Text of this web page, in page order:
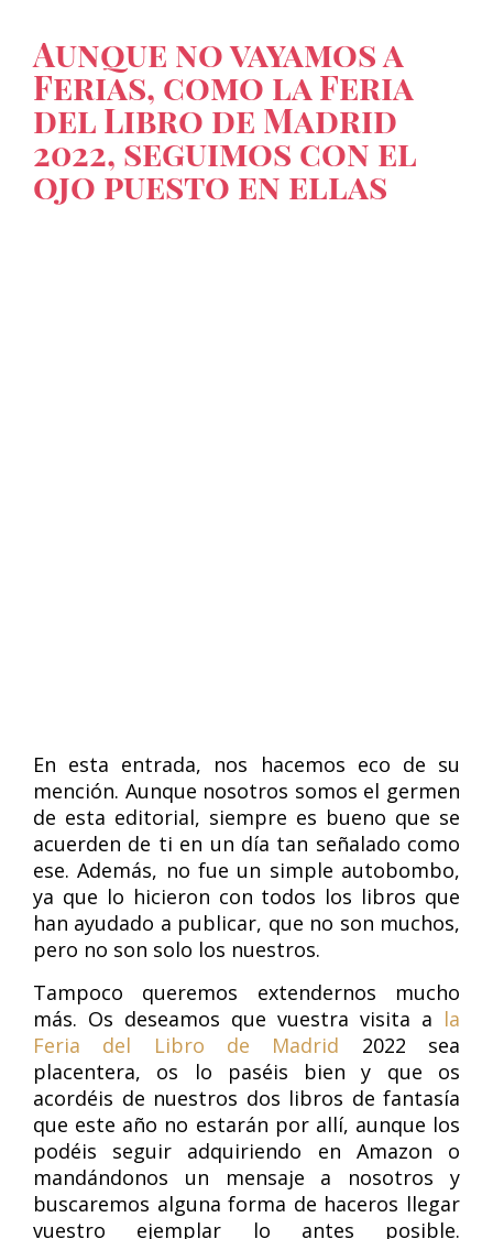
Aunque no vayamos a
Ferias, como la Feria
del Libro de Madrid
2022, seguimos con el
ojo puesto en ellas
En esta entrada, nos hacemos eco de su
mención. Aunque nosotros somos el germen
de esta editorial, siempre es bueno que se
acuerden de ti en un día tan señalado como
ese. Además, no fue un simple autobombo,
ya que lo hicieron con todos los libros que
han ayudado a publicar, que no son muchos,
pero no son solo los nuestros.
Tampoco queremos extendernos mucho
más. Os deseamos que vuestra visita a la
Feria del Libro de Madrid 2022 sea
placentera, os lo paséis bien y que os
acordéis de nuestros dos libros de fantasía
que este año no estarán por allí, aunque los
podéis seguir adquiriendo en Amazon o
mandándonos un mensaje a nosotros y
buscaremos alguna forma de haceros llegar
vuestro ejemplar lo antes posible.